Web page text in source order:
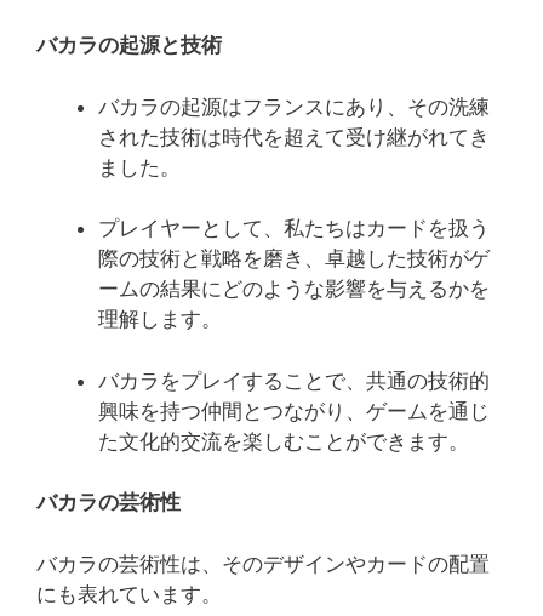
バカラの起源と技術
バカラの起源はフランスにあり、その洗練
された技術は時代を超えて受け継がれてき
ました。
プレイヤーとして、私たちはカードを扱う
際の技術と戦略を磨き、卓越した技術がゲ
ームの結果にどのような影響を与えるかを
理解します。
バカラをプレイすることで、共通の技術的
興味を持つ仲間とつながり、ゲームを通じ
た文化的交流を楽しむことができます。
バカラの芸術性
バカラの芸術性は、そのデザインやカードの配置
にも表れています。